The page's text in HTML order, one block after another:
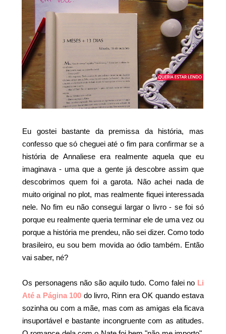
Eu gostei bastante da premissa da história, mas
confesso que só cheguei até o fim para confirmar se a
história de Annaliese era realmente aquela que eu
imaginava - uma que a gente já descobre assim que
descobrimos quem foi a garota. Não achei nada de
muito original no plot, mas realmente fiquei interessada
nele. No fim eu não consegui largar o livro - se foi só
porque eu realmente queria terminar ele de uma vez ou
porque a história me prendeu, não sei dizer. Como todo
brasileiro, eu sou bem movida ao ódio também. Então
vai saber, né?
Os personagens não são aquilo tudo. Como falei no Li
Até a Página 100 do livro, Rinn era OK quando estava
sozinha ou com a mãe, mas com as amigas ela ficava
insuportável e bastante incongruente com as atitudes.